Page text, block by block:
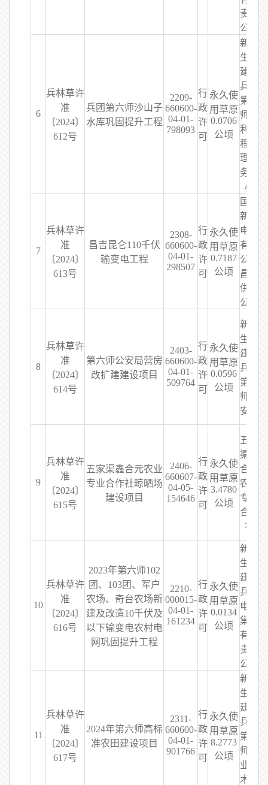
责任
公司
6
兵林草许
准
〔2024〕
612号
兵团第六师沙山子
水库巩固提升工程
2209-
660600-
04-01-
798093
行
政
许
可
永久使
用草原
0.0706
公顷
新疆
生产
建设
兵团
第六
师水
利工
程管
理服
务中
心
7
兵林草许
准
〔2024〕
613号
昌吉昆仑110千伏
输变电工程
2308-
660600-
04-01-
298507
行
政
许
可
永久使
用草原
0.7187
公顷
国网
新疆
电力
有限
公司
昌吉
供电
公司
8
兵林草许
准
〔2024〕
614号
第六师公安局营房
改扩建建设项目
2403-
660600-
04-01-
509764
行
政
许
可
永久使
用草原
0.0596
公顷
新疆
生产
建设
兵团
第六
师公
安局
9
兵林草许
准
〔2024〕
615号
五家渠鑫合元农业
专业合作社晾晒场
建设项目
2406-
660607-
04-05-
154646
行
政
许
可
永久使
用草原
3.4780
公顷
五家
渠鑫
合元
农业
专业
合作
社
10
兵林草许
准
〔2024〕
616号
2023年第六师102
团、103团、军户
农场、奇台农场新
建及改造10千伏及
以下输变电农村电
网巩固提升工程
2210-
000015-
04-01-
161234
行
政
许
可
永久使
用草原
0.0134
公顷
新疆
生产
建设
兵团
电力
集团
有限
责任
公司
11
兵林草许
准
〔2024〕
617号
2024年第六师高标
准农田建设项目
2311-
660600-
04-01-
901766
行
政
许
可
永久使
用草原
8.2773
公顷
新疆
生产
建设
兵团
第六
师农
业技
术推